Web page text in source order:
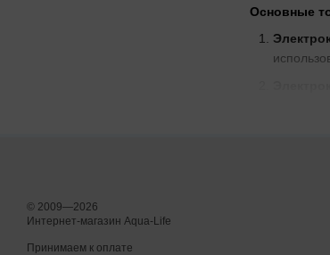
Основные
© 2009—2026
Интернет-магазин Aqua-Life
Принимаем к оплате